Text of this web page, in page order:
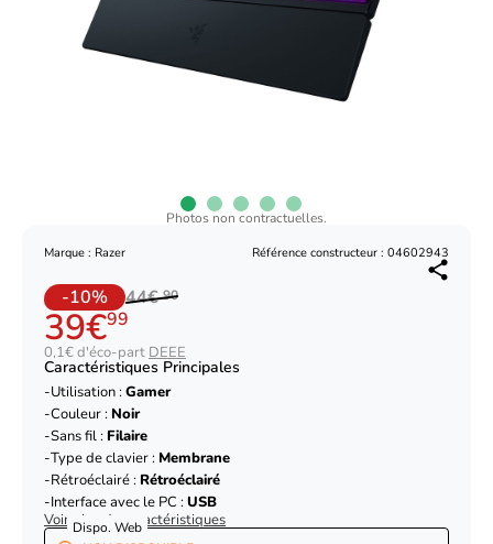
Photos non contractuelles.
Marque : Razer Référence constructeur : 04602943
-10% 44€ 90
39€99
0,1€ d'éco-part DEEE
Caractéristiques Principales
Utilisation :Gamer
Couleur : Noir
Sans fil : Filaire
Type de clavier : Membrane
Rétroéclairé : Rétroéclairé
Interface avec le PC :USB
Voir plus de caractéristiques
Dispo. Web